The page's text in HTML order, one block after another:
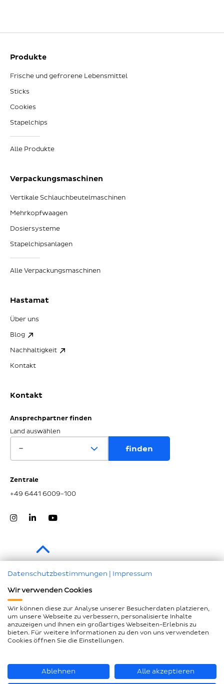
Produkte
Frische und gefrorene Lebensmittel
Sticks
Cookies
Stapelchips
Alle Produkte
Verpackungsmaschinen
Vertikale Schlauchbeutelmaschinen
Mehrkopfwaagen
Dosiersysteme
Stapelchipsanlagen
Alle Verpackungsmaschinen
Hastamat
Über uns
Blog
Nachhaltigkeit
Kontakt
Kontakt
Ansprechpartner finden
Land auswählen
Zentrale
+49 6441 6009-100
Impressum
Datenschutz
Compliance
AEB und LkSG
Seitenübersicht
Datenschutzbestimmungen | Impressum
Wir verwenden Cookies
Wir können diese zur Analyse unserer Besucherdaten platzieren,
um unsere Webseite zu verbessern, personalisierte Inhalte
anzuzeigen und Ihnen ein großartiges Webseiten-Erlebnis zu
bieten. Für weitere Informationen zu den von uns verwendeten
Cookies öffnen Sie die Einstellungen.
Ablehnen Alle akzeptieren